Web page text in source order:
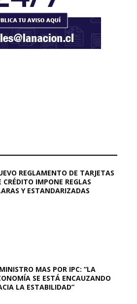
REGLAMENTO DE TARJETAS
CRÉDITO IMPONE REGLAS
Y ESTANDARIZADAS
MAS POR IPC: “LA
SE ESTÁ ENCAUZANDO
LA ESTABILIDAD”